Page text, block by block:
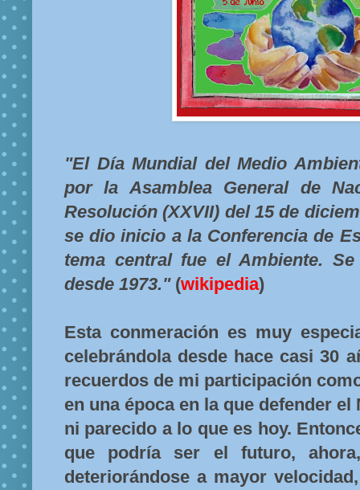
"El Día Mundial del Medio
por la Asamblea General de
Resolución (XXVII) del 15 de
se dio inicio a la Conferencia de
tema central fue el Ambiente.
desde 1973."(wikipedia)
Esta conmeración es muy
celebrándola desde hace casi 30
recuerdos de mi participación
en una época en la que defender
ni parecido a lo que es hoy.
que podría ser el futuro,
deteriorándose a mayor